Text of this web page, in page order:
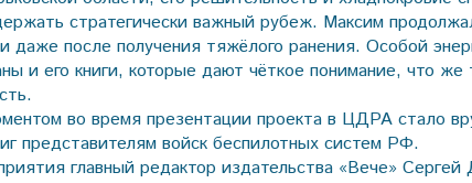
стратегически важный рубеж. Максим
даже после получения тяжёлого ранения. Особой
и его книги, которые дают чёткое понимание, что же
во время презентации проекта в ЦДРА стало
представителям войск беспилотных систем РФ.
главный редактор издательства «Вече»